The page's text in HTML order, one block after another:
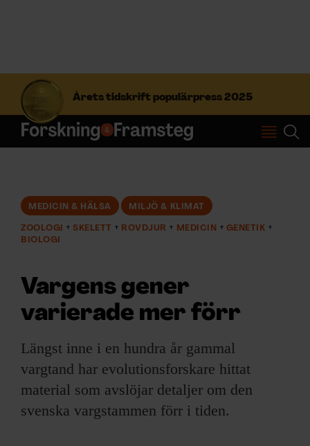
Årets tidskrift populärpress 2025
S
f
t
Prenumerera
NYHETSBREV
ÄMNEN
ARKIV & E-TIDNING
LYSSNA/PODD
EVENEMANG & RESOR
MEDICIN & HÄLSA MILJÖ & KLIMAT
ZOOLOGI SKELETT ROVDJUR MEDICIN
GENETIK
BIOLOGI
Vargens gener
varierade mer förr
Längst inne i en hundra år gammal
vargtand har evolutionsforskare hittat
material som avslöjar detaljer om den
svenska vargstammen förr i tiden.